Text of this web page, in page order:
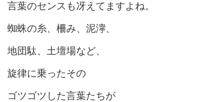
言葉のセンスも冴えてますよね。
蜘蛛の糸、柵み、泥濘、
地団駄、土壇場など、
旋律に乗ったその
ゴツゴツした言葉たちが